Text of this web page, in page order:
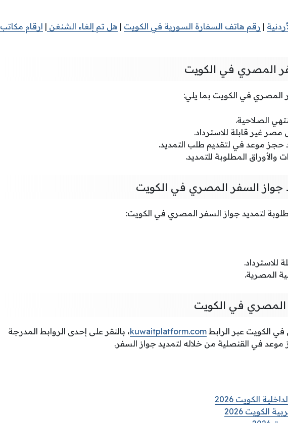
| رقم هاتف السفارة السورية في الكويت | هل تم إلغاء الشنغن | ارقام مكاتب
المصري في الكويت
في الكويت بما يلي:
الصلاحية.
غير قابلة للاسترداد.
حجز موعد في لتقديم طلب التمديد.
المطلوبة للتمديد.
جواز السفر المصري في الكويت
لتمديد جواز السفر المصري في الكويت:
للاسترداد.
المصرية.
المصري في الكويت
الكويت عبر الرابط kuwaitplatform.com، بالنقر على إحدى الروابط المدرجة
في القنصلية من خلاله لتمديد جواز السفر.
الكويت 2026
الكويت 2026